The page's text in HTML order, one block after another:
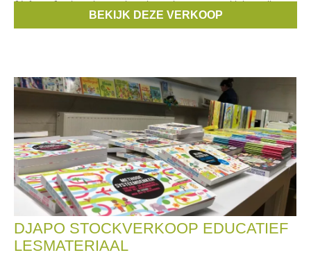
Jérôme. Je shopt items uit vorige seizoenen aan kleine prijzen
(€5, €10, €15 en €20).BEKIJK DEZE VERKOOP
DJAPO STOCKVERKOOP EDUCATIEF
LESMATERIAAL